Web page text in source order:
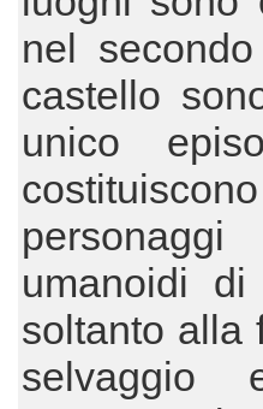
nel
castello
unico
umanoidi
soltanto alla